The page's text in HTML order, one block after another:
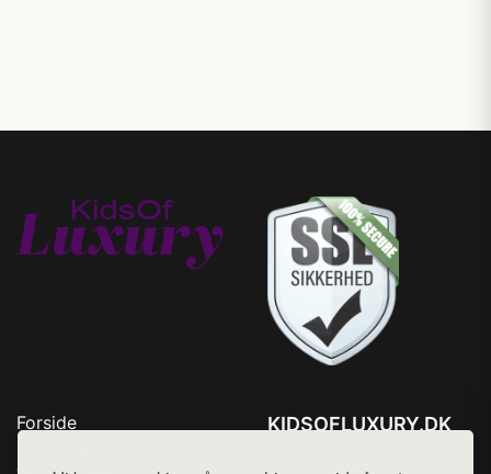
Forside
KIDSOFLUXURY.DK